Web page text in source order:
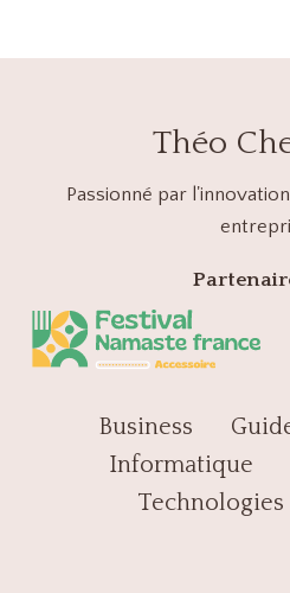
TAXES
MEILLEURS
ET
DE
Théo
Passionné par
Business
Informatique
Technologies